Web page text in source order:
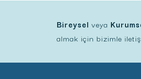
Bireysel veya
almak için bizimle